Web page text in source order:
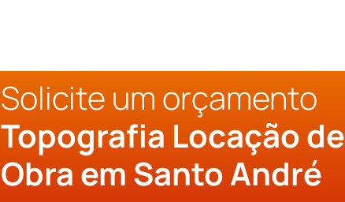
Solicite um orçamento
Topografia Locação de
Obra em Santo André